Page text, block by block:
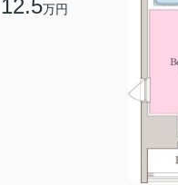
12.5万円